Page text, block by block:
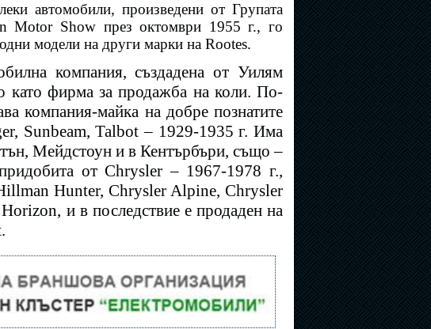
автомобили, произведени от Групата
Motor Show през октомври 1955 г., го
модели на други марки на Rootes.
компания, създадена от Уилям
като фирма за продажба на коли. По-
компания-майка на добре познатите
Sunbeam, Talbot – 1929-1935 г. Има
Мейдстоун и в Кентърбъри, също –
от Chrysler – 1967-1978 г.,
Hunter, Chrysler Alpine, Chrysler
и в последствие е продаден на